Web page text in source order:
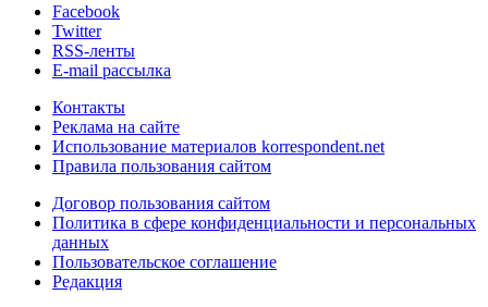
Facebook
Twitter
RSS-ленты
E-mail рассылка
Контакты
Реклама на сайте
Использование материалов korrespondent.net
Правила пользования сайтом
Договор пользования сайтом
Политика в сфере конфиденциальности и персональных
данных
Пользовательское соглашение
Редакция